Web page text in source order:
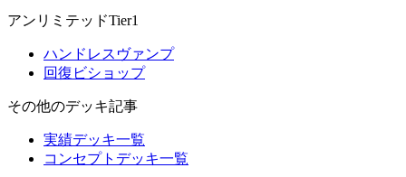
アンリミテッドTier1
ハンドレスヴァンプ
回復ビショップ
その他のデッキ記事
実績デッキ一覧
コンセプトデッキ一覧